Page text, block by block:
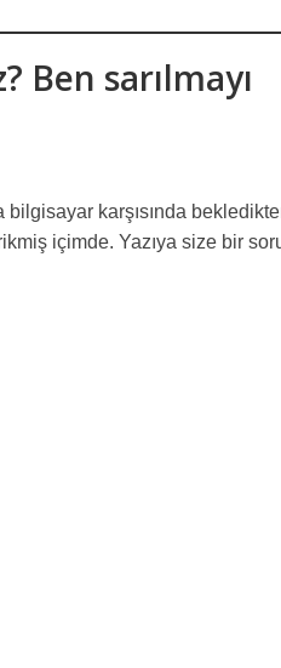
Ben sarılmayı
karşısında
içimde. Yazıya size bir